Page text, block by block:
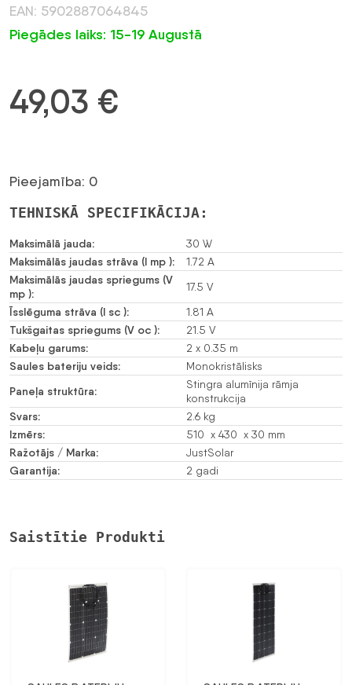
EAN: 5902887064845
Piegādes laiks: 15-19 Augustā
49,03 €
Pieejamība: 0
TEHNISKĀ SPECIFIKĀCIJA:
Maksimālā jauda: 30 W
Maksimālās jaudas strāva (I mp ): 1.72 A
Maksimālās jaudas spriegums (V
mp ):
17.5 V
Īsslēguma strāva (I sc ): 1.81 A
Tukšgaitas spriegums (V oc ): 21.5 V
Kabeļu garums: 2 x 0.35 m
Saules bateriju veids: Monokristālisks
Paneļa struktūra:
Stingra alumīnija rāmja
konstrukcija
Svars: 2.6 kg
Izmērs: 510 x 430 x 30 mm
Ražotājs / Marka: JustSolar
Garantija: 2 gadi
Saistītie Produkti